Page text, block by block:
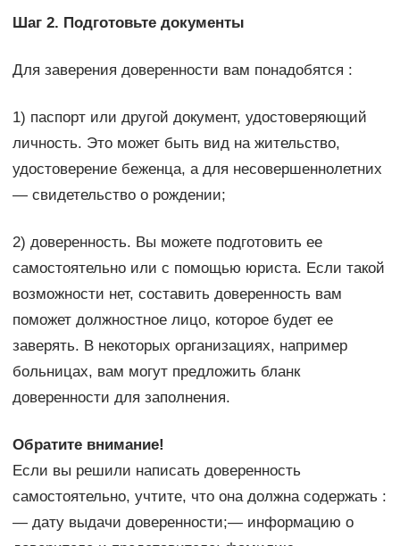
Шаг 2. Подготовьте документы
Для заверения доверенности вам понадобятся :
1) паспорт или другой документ, удостоверяющий
личность. Это может быть вид на жительство,
удостоверение беженца, а для несовершеннолетних
— свидетельство о рождении;
2) доверенность. Вы можете подготовить ее
самостоятельно или с помощью юриста. Если такой
возможности нет, составить доверенность вам
поможет должностное лицо, которое будет ее
заверять. В некоторых организациях, например
больницах, вам могут предложить бланк
доверенности для заполнения.
Обратите внимание!
Если вы решили написать доверенность
самостоятельно, учтите, что она должна содержать :
— дату выдачи доверенности;— информацию о